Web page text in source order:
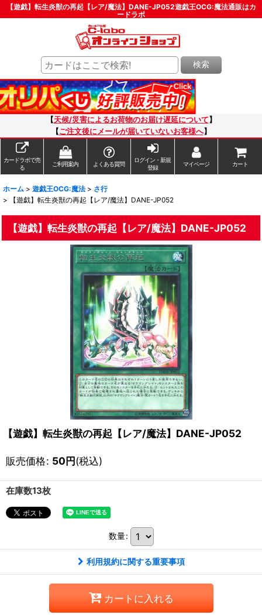
【遊戯】転生炎獣の再起【レア/魔法】DANE-JP052遊戯王OCG:魔法通販はカ
ードラボ
検索
【天候/災害によるお荷物のお届け遅延について 】
【ご注文後にメールが届いていないお客様へ】
カードラボで売
る
ご利用案内 よくある質問
ログイン・新規
登録
マイページ カート
ホーム > 遊戯王OCG:魔法 > さ行
>
【遊戯】転生炎獣の再起【レア/魔法】DANE-JP052
【遊戯】転生炎獣の再起【レア/魔法】DANE-JP052
【遊戯】転生炎獣の再起【レア/魔法】DANE-JP052
販売価格: 50円(税込)
在庫数13枚
数量:
利用規約に関する重要事項
カートに入れる